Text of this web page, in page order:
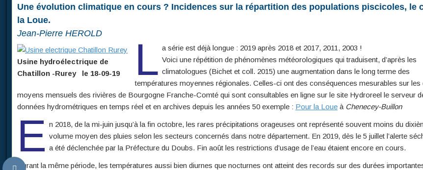
Une évolution climatique en cours ? Incidences sur la répartition des populations piscicoles, le
la Loue.
Jean-Pierre HEROLD
Usine hydroélectrique de
Chatillon -Rurey le 18-09-19
L a série est déjà longue : 2019 après 2018 et 2017, 2011, 2003 !
Voici une répétition de phénomènes météorologiques qui traduisent, d’après les
climatologues (Bichet et coll. 2015) une augmentation dans le long terme des
températures moyennes régionales. Celles-ci ont des conséquences mesurables sur les
moyens mensuels des rivières de Bourgogne Franche-Comté qui sont consultables en ligne sur le site Hydroreel le serveur
données hydrométriques en temps réel et en archives depuis les années 50 exemple : Pour la Loue à Chenecey-Buillon
E n 2018, de la mi-juin jusqu’à la fin octobre, les rares précipitations orageuses ont représenté souvent moins du
volume moyen des pluies selon les secteurs concernés dans notre département. En 2019, dès le 5 juillet l’alerte
a été déclenchée par la Préfecture du Doubs. Fin août les restrictions d’usage de l’eau étaient encore en cours.
Durant la même période, les températures aussi bien diurnes que nocturnes ont atteint des records sur des durées